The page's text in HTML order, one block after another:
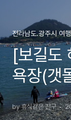
전라남도.광주시 여행
[보길도
욕장(갯
by 휴식같은 친구